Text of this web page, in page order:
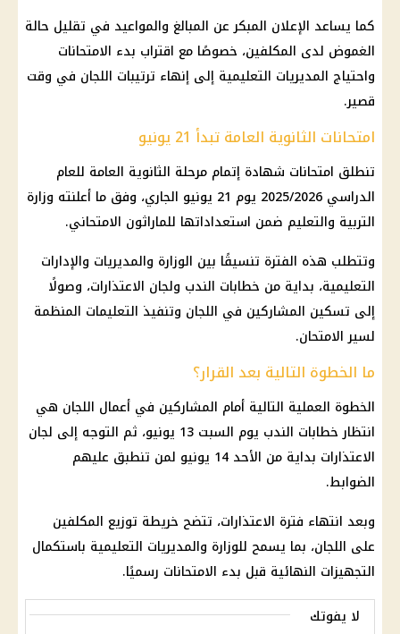
كما يساعد الإعلان المبكر عن المبالغ والمواعيد في تقليل حالة
الغموض لدى المكلفين، خصوصًا مع اقتراب بدء الامتحانات
واحتياج المديريات التعليمية إلى إنهاء ترتيبات اللجان في وقت
قصير.
امتحانات الثانوية العامة تبدأ 21 يونيو
تنطلق امتحانات شهادة إتمام مرحلة الثانوية العامة للعام
الدراسي 2025/2026 يوم 21 يونيو الجاري، وفق ما أعلنته
وزارة
التربية والتعليم ضمن استعداداتها للماراثون الامتحاني.
وتتطلب هذه الفترة تنسيقًا بين الوزارة والمديريات والإدارات
التعليمية، بداية من خطابات الندب ولجان الاعتذارات، وصولًا
إلى تسكين المشاركين في اللجان وتنفيذ التعليمات المنظمة
لسير الامتحان.
ما الخطوة التالية بعد القرار؟
الخطوة العملية التالية أمام المشاركين في أعمال اللجان هي
انتظار خطابات الندب يوم السبت 13 يونيو، ثم التوجه إلى لجان
الاعتذارات بداية من الأحد 14 يونيو لمن تنطبق عليهم
الضوابط.
وبعد انتهاء فترة الاعتذارات، تتضح خريطة توزيع المكلفين
على اللجان، بما يسمح للوزارة والمديريات التعليمية باستكمال
التجهيزات النهائية قبل بدء الامتحانات رسميًا.
لا يفوتك